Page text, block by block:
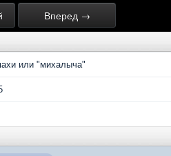
Вперед →
или "михалыча"